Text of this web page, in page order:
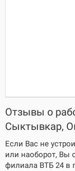
Отзывы о
Сыктывкар,
Если Вас не
или наоборот, Вы
филиала ВТБ 24 в